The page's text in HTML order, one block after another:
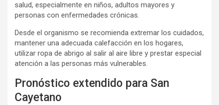
salud, especialmente en niños, adultos mayores y
personas con enfermedades crónicas.
Desde el organismo se recomienda extremar los cuidados,
mantener una adecuada calefacción en los hogares,
utilizar ropa de abrigo al salir al aire libre y prestar especial
atención a las personas más vulnerables.
Pronóstico extendido para San
Cayetano